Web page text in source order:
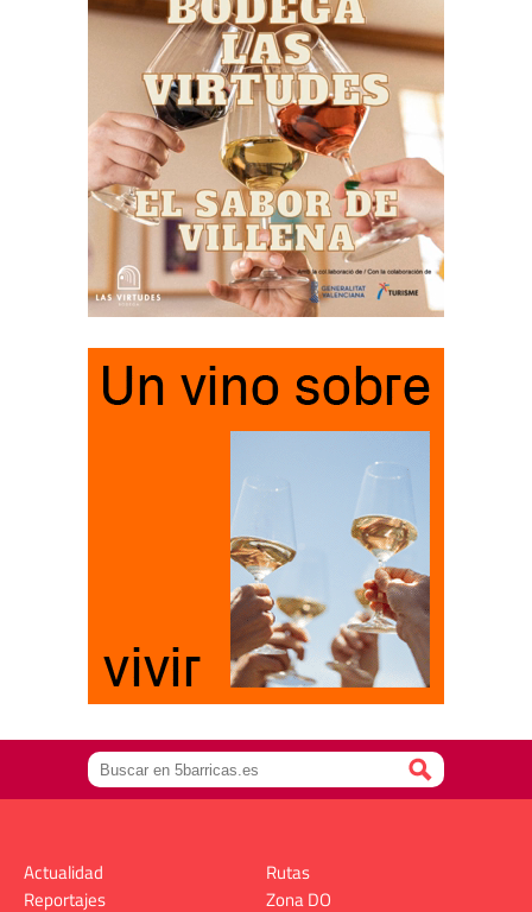
Actualidad
Reportajes
Rutas
Zona DO